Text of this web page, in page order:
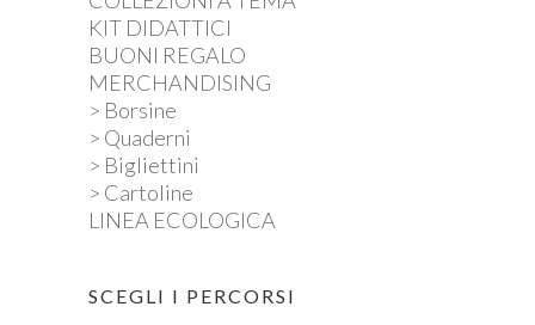
KIT DIDATTICI
BUONI REGALO
MERCHANDISING
> Borsine
> Quaderni
> Bigliettini
> Cartoline
LINEA ECOLOGICA
SCEGLI I PERCORSI